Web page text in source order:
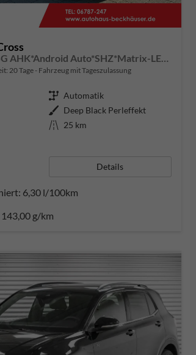
R-Line 1.0 TSI DSG AHK*Android Auto*SHZ*Matrix-LED*Kamera*Keyless*18"
20 Tage Fahrzeug mit Tageszulassung
Getriebe Automatik
Außenfarbe Deep Black Perleffekt
Kilometerstand 25 km
Details
6,30 l/100km
143,00 g/km